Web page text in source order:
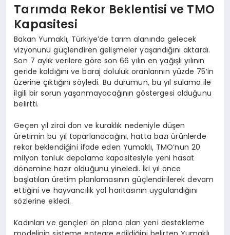
Tarımda Rekor Beklentisi ve TMO
Kapasitesi
Bakan Yumaklı, Türkiye’de tarım alanında gelecek
vizyonunu güçlendiren gelişmeler yaşandığını aktardı.
Son 7 aylık verilere göre son 66 yılın en yağışlı yılının
geride kaldığını ve baraj doluluk oranlarının yüzde 75’in
üzerine çıktığını söyledi. Bu durumun, bu yıl sulama ile
ilgili bir sorun yaşanmayacağının göstergesi olduğunu
belirtti.
Geçen yıl zirai don ve kuraklık nedeniyle düşen
üretimin bu yıl toparlanacağını, hatta bazı ürünlerde
rekor beklendiğini ifade eden Yumaklı, TMO’nun 20
milyon tonluk depolama kapasitesiyle yeni hasat
dönemine hazır olduğunu yineledi. İki yıl önce
başlatılan üretim planlamasının güçlendirilerek devam
ettiğini ve hayvancılık yol haritasının uygulandığını
sözlerine ekledi.
Kadınları ve gençleri ön plana alan yeni destekleme